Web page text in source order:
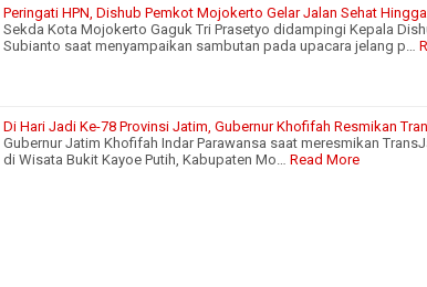
Peringati HPN, Dishub Pemkot Mojokerto Gelar Jalan Sehat
Sekda Kota Mojokerto Gaguk Tri Prasetyo didampingi Kepala
Subianto saat menyampaikan sambutan pada upacara jelang p…
Di Hari Jadi Ke-78 Provinsi Jatim, Gubernur Khofifah Resmikan
Gubernur Jatim Khofifah Indar Parawansa saat meresmikan
di Wisata Bukit Kayoe Putih, Kabupaten Mo… Read More